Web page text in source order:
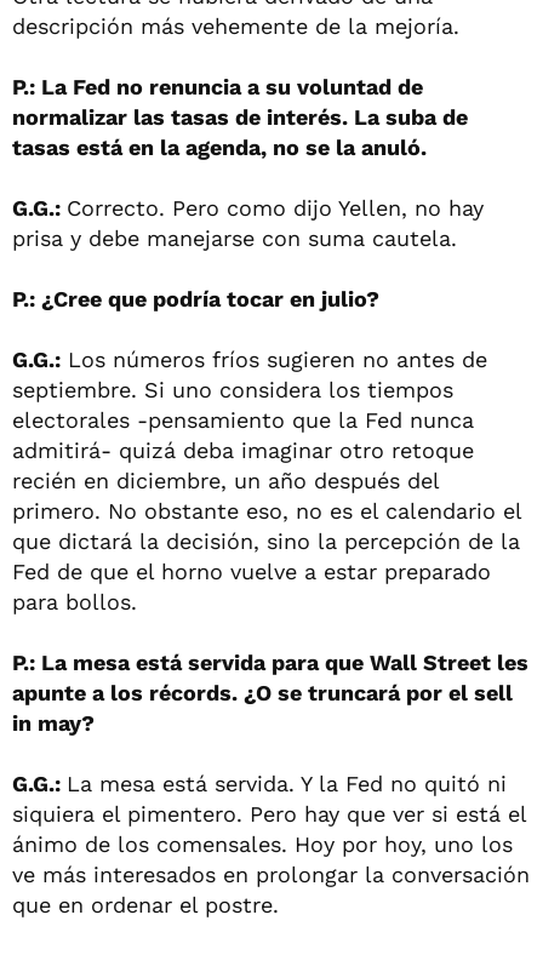
descripción más vehemente de la mejoría.
P.: La Fed no renuncia a su voluntad de
normalizar las tasas de interés. La suba de
tasas está en la agenda, no se la anuló.
G.G.: Correcto. Pero como dijo Yellen, no hay
prisa y debe manejarse con suma cautela.
P.: ¿Cree que podría tocar en julio?
G.G.: Los números fríos sugieren no antes de
septiembre. Si uno considera los tiempos
electorales -pensamiento que la Fed nunca
admitirá- quizá deba imaginar otro retoque
recién en diciembre, un año después del
primero. No obstante eso, no es el calendario el
que dictará la decisión, sino la percepción de la
Fed de que el horno vuelve a estar preparado
para bollos.
P.: La mesa está servida para que Wall Street les
apunte a los récords. ¿O se truncará por el sell
in may?
G.G.: La mesa está servida. Y la Fed no quitó ni
siquiera el pimentero. Pero hay que ver si está el
ánimo de los comensales. Hoy por hoy, uno los
ve más interesados en prolongar la conversación
que en ordenar el postre.